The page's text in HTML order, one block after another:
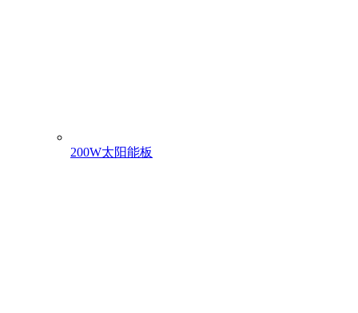
200W太阳能板